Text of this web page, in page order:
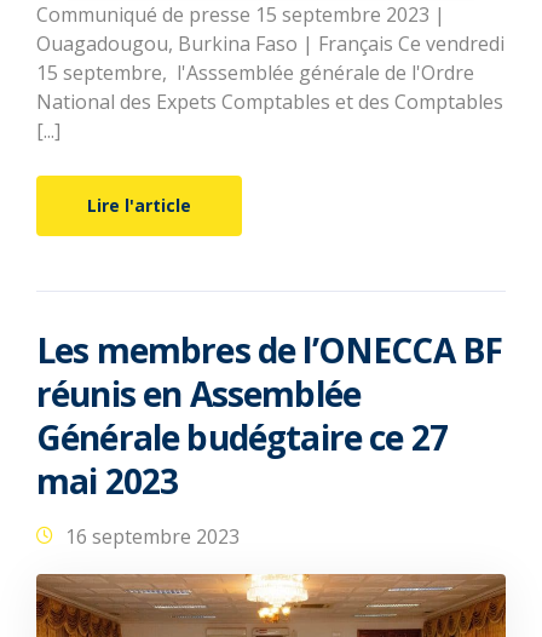
Communiqué de presse 15 septembre 2023 |
Ouagadougou, Burkina Faso | Français Ce vendredi
15 septembre, l'Asssemblée générale de l'Ordre
National des Expets Comptables et des Comptables
[...]
Lire l'article
Les membres de l’ONECCA BF
réunis en Assemblée
Générale budégtaire ce 27
mai 2023
16 septembre 2023